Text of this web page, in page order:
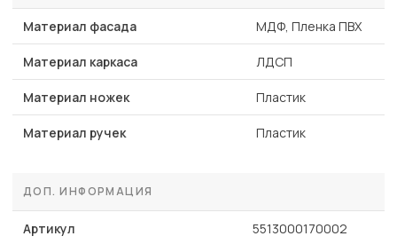
Материал фасада МДФ, Пленка ПВХ
Материал каркаса ЛДСП
Материал ножек Пластик
Материал ручек Пластик
ДОП. ИНФОРМАЦИЯ
Артикул 5513000170002